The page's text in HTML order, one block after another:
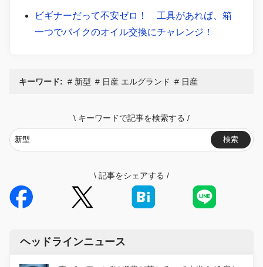
ビギナーだって不安ゼロ！ 工具があれば、箱
一つでバイクのオイル交換にチャレンジ！
キーワード: 新型 日産 エルグランド 日産
\ キーワードで記事を検索する /
検索
\ 記事をシェアする /
ヘッドラインニュース